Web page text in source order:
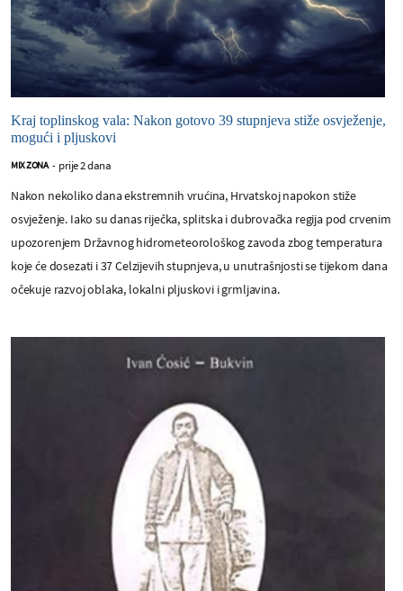
Kraj toplinskog vala: Nakon gotovo 39 stupnjeva stiže osvježenje,
mogući i pljuskovi
MIX ZONA - prije 2 dana
Nakon nekoliko dana ekstremnih vrućina, Hrvatskoj napokon stiže
osvježenje. Iako su danas riječka, splitska i dubrovačka regija pod crvenim
upozorenjem Državnog hidrometeorološkog zavoda zbog temperatura
koje će dosezati i 37 Celzijevih stupnjeva, u unutrašnjosti se tijekom dana
očekuje razvoj oblaka, lokalni pljuskovi i grmljavina.